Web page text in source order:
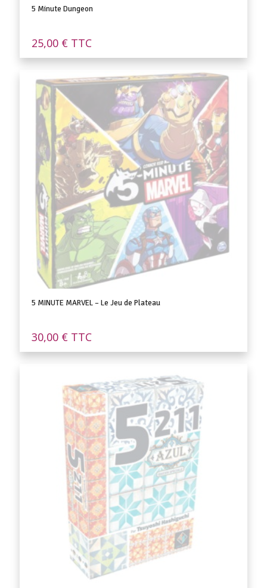
5 Minute Dungeon
25,00 € TTC
5 MINUTE MARVEL – Le Jeu de Plateau
30,00 € TTC